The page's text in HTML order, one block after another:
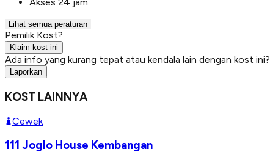
Lihat semua peraturan
Pemilik Kost?
Klaim kost ini
Ada info yang kurang tepat atau kendala lain dengan kost ini?
Laporkan
KOST LAINNYA
Cewek
111 Joglo House Kembangan